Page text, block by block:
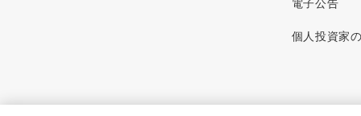
電子公告
個人投資家